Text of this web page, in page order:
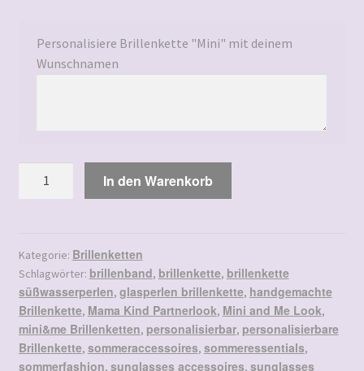
Personalisiere Brillenkette "Mini" mit deinem
Wunschnamen
In den Warenkorb
Kategorie: Brillenketten
Schlagwörter: brillenband, brillenkette, brillenkette
süßwasserperlen, glasperlen brillenkette, handgemachte
Brillenkette, Mama Kind Partnerlook, Mini and Me Look,
mini&me Brillenketten, personalisierbar, personalisierbare
Brillenkette, sommeraccessoires, sommeressentials,
sommerfashion, sunglasses accessoires, sunglasses